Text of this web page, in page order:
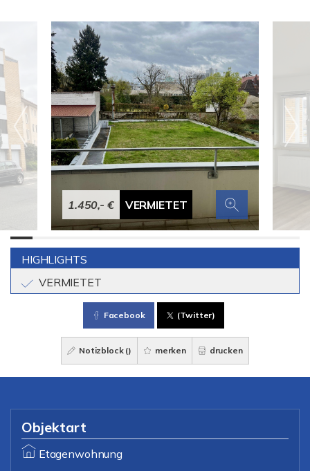
1.450,- € VERMIETET
HIGHLIGHTS
VERMIETET
Facebook (Twitter)
Notizblock () merken drucken
Objektart
Etagenwohnung